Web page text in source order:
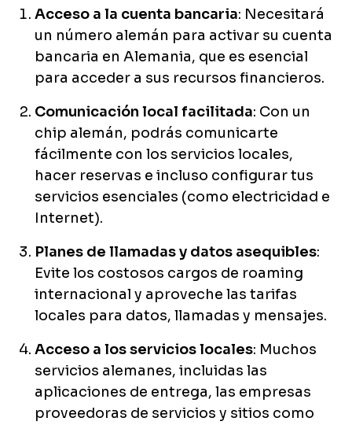
Acceso a la cuenta bancaria: Necesitará
un número alemán para activar su cuenta
bancaria en Alemania, que es esencial
para acceder a sus recursos financieros.
Comunicación local facilitada: Con un
chip alemán, podrás comunicarte
fácilmente con los servicios locales,
hacer reservas e incluso configurar tus
servicios esenciales (como electricidad e
Internet).
Planes de llamadas y datos asequibles:
Evite los costosos cargos de roaming
internacional y aproveche las tarifas
locales para datos, llamadas y mensajes.
Acceso a los servicios locales: Muchos
servicios alemanes, incluidas las
aplicaciones de entrega, las empresas
proveedoras de servicios y sitios como